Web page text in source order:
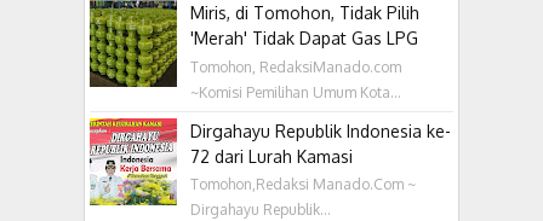
Miris, di Tomohon, Tidak Pilih
'Merah' Tidak Dapat Gas LPG
Tomohon, RedaksiManado.com
~Komisi Pemilihan Umum Kota...
Dirgahayu Republik Indonesia ke-
72 dari Lurah Kamasi
Tomohon,Redaksi Manado.Com ~
Dirgahayu Republik...